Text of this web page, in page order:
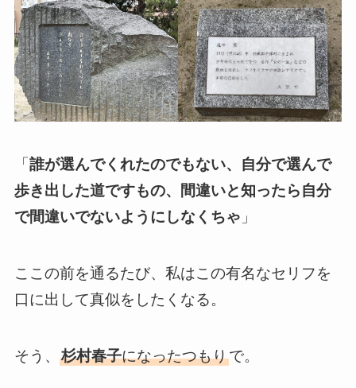
「 誰が選んでくれたのでもない、自分で選んで
歩き出した道ですもの、間違いと知ったら自分
で間違いでないようにしなくちゃ 」
ここの前を通るたび、私はこの有名なセリフを
口に出して真似をしたくなる。
そう、 杉村春子になったつもりで。